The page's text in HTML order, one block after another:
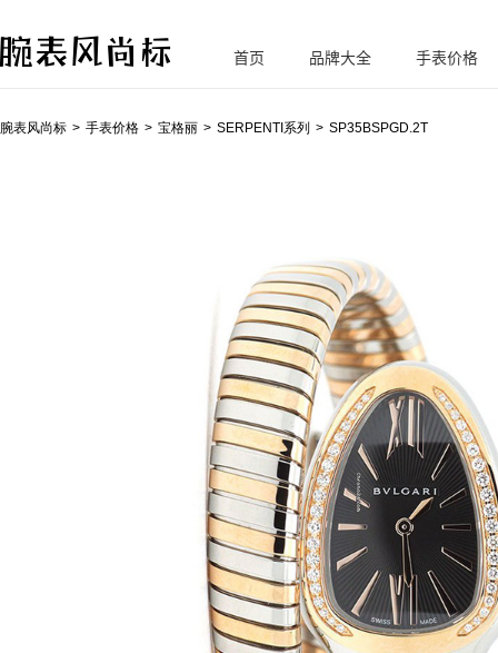
腕
首页 品牌大全 手表价格
腕表风尚标 手表价格 宝格丽 SERPENTI系列 SP35BSPGD.2T